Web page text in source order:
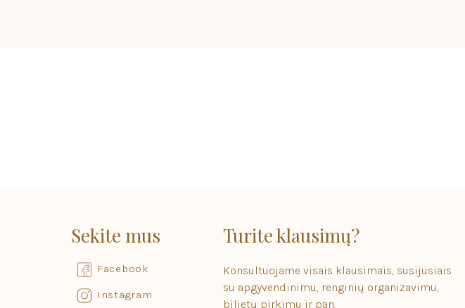
Sekite mus
Facebook
Instagram
Turite klausimų?
Konsultuojame visais klausimais, susijusiais
su apgyvendinimu, renginių organizavimu,
bilietų pirkimu ir pan.